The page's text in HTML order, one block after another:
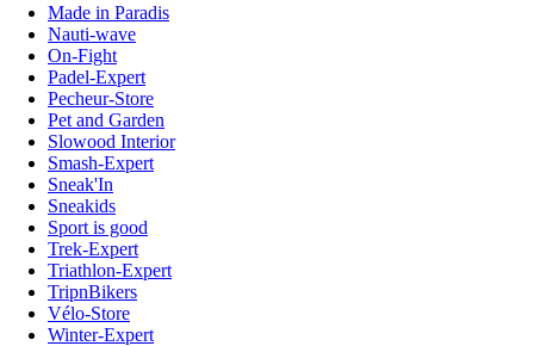
Made in Paradis
Nauti-wave
On-Fight
Padel-Expert
Pecheur-Store
Pet and Garden
Slowood Interior
Smash-Expert
Sneak'In
Sneakids
Sport is good
Trek-Expert
Triathlon-Expert
TripnBikers
Vélo-Store
Winter-Expert